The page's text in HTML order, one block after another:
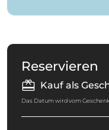
Reservieren
Kauf als
Das Datum wird vom